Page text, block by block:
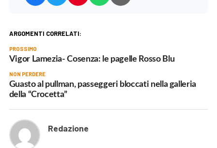
ARGOMENTI CORRELATI:
PROSSIMO
Vigor Lamezia- Cosenza: le pagelle Rosso Blu
NON PERDERE
Guasto al pullman, passeggeri bloccati nella galleria
della “Crocetta”
Redazione